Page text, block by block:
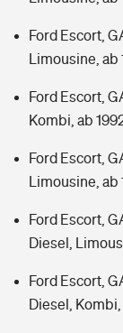
Ford Escort,
Limousine, ab
Ford Escort,
Kombi, ab
Ford Escort,
Limousine, ab
Ford Escort,
Diesel,
Ford Escort,
Diesel, Kombi,